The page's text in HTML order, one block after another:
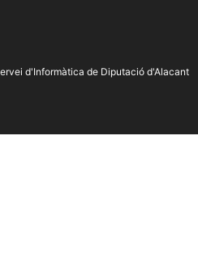
d'Informàtica de Diputació d'Alacant